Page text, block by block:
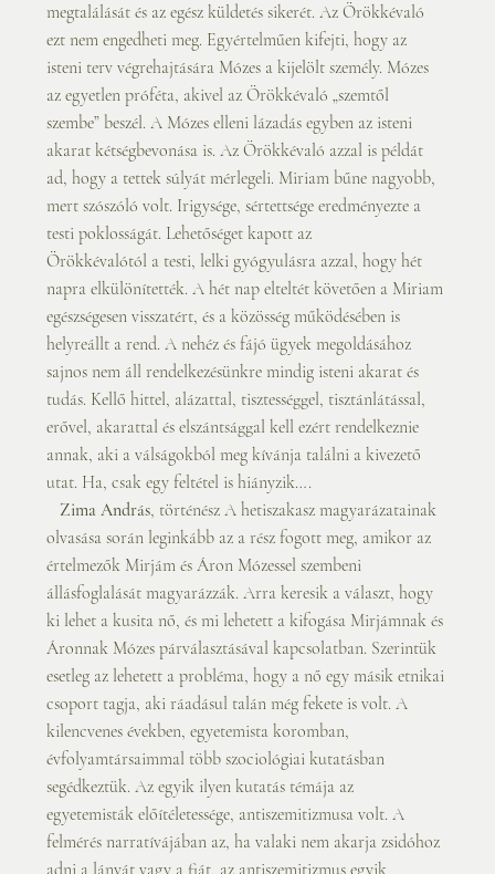
megtalálását és az egész küldetés sikerét. Az Örökkévaló
ezt nem engedheti meg. Egyértelműen kifejti, hogy az
isteni terv végrehajtására Mózes a kijelölt személy. Mózes
az egyetlen próféta, akivel az Örökkévaló „szemtől
szembe” beszél. A Mózes elleni lázadás egyben az isteni
akarat kétségbevonása is. Az Örökkévaló azzal is példát
ad, hogy a tettek súlyát mérlegeli. Miriam bűne nagyobb,
mert szószóló volt. Irigysége, sértettsége eredményezte a
testi poklosságát. Lehetőséget kapott az
Örökkévalótól a testi, lelki gyógyulásra azzal, hogy hét
napra elkülönítették. A hét nap elteltét követően a Miriam
egészségesen visszatért, és a közösség működésében is
helyreállt a rend. A nehéz és fájó ügyek megoldásához
sajnos nem áll rendelkezésünkre mindig isteni akarat és
tudás. Kellő hittel, alázattal, tisztességgel, tisztánlátással,
erővel, akarattal és elszántsággal kell ezért rendelkeznie
annak, aki a válságokból meg kívánja találni a kivezető
utat. Ha, csak egy feltétel is hiányzik….
   Zima András
, történész A hetiszakasz magyarázatainak
olvasása során leginkább az a rész fogott meg, amikor az
értelmezők Mirjám és Áron Mózessel szembeni
állásfoglalását magyarázzák. Arra keresik a választ, hogy
ki lehet a kusita nő, és mi lehetett a kifogása Mirjámnak és
Áronnak Mózes párválasztásával kapcsolatban. Szerintük
esetleg az lehetett a probléma, hogy a nő egy másik etnikai
csoport tagja, aki ráadásul talán még fekete is volt. A
kilencvenes években, egyetemista koromban,
évfolyamtársaimmal több szociológiai kutatásban
segédkeztük. Az egyik ilyen kutatás témája az
egyetemisták előítéletessége, antiszemitizmusa volt. A
felmérés narratívájában az, ha valaki nem akarja zsidóhoz
adni a lányát vagy a fiát, az antiszemitizmus egyik